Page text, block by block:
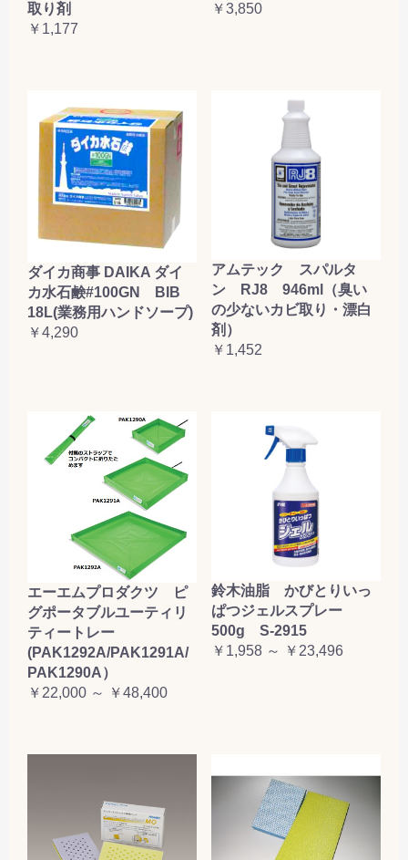
取り剤
￥1,177
￥3,850
ダイカ商事 DAIKA ダイ
カ水石鹸#100GN BIB
18L(業務用ハンドソープ)
￥4,290
アムテック スパルタ
ン RJ8 946ml（臭い
の少ないカビ取り・漂白
剤）
￥1,452
エーエムプロダクツ ピ
グポータブルユーティリ
ティートレー
(PAK1292A/PAK1291A/
PAK1290A）
￥22,000 ～ ￥48,400
鈴木油脂 かびとりいっ
ぱつジェルスプレー
500g S-2915
￥1,958 ～ ￥23,496